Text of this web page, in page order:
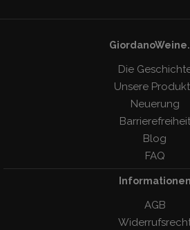
Die
Unsere
Neuerung
Barrierefreiheit
Blog
FAQ
Informationen
AGB